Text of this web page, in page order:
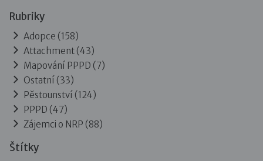
Rubriky
Adopce (158)
Attachment (43)
Mapování PPPD (7)
Ostatní (33)
Pěstounství (124)
PPPD (47)
Zájemci o NRP (88)
Štítky